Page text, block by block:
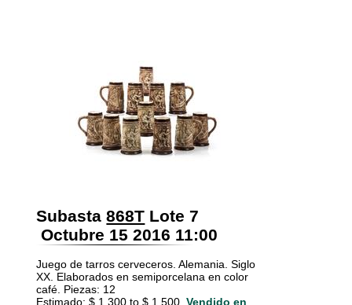
Subasta 868T Lote 7
Octubre 15 2016 11:00
Juego de tarros cerveceros. Alemania. Siglo
XX. Elaborados en semiporcelana en color
café. Piezas: 12
Estimado: $ 1,300 to $ 1,500. Vendido en